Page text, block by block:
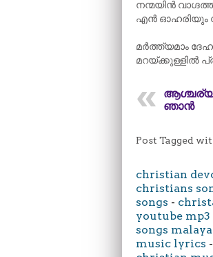
നന്മയിൻ
എൻ ഓഹരിയും
മർത്ത്യമാം
മറയ്ക്കുള്ളിൽ
ഞാൻ
Post Tagged
christian
christians
songs -
youtube mp3
songs
music lyrics -